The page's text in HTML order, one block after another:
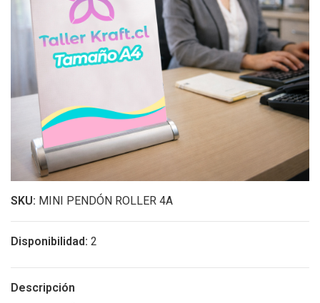
SKU: MINI PENDÓN ROLLER 4A
Disponibilidad: 2
Descripción